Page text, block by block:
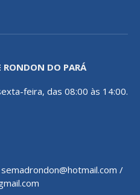
RONDON DO PARÁ
feira, das 08:00 às 14:00.
/